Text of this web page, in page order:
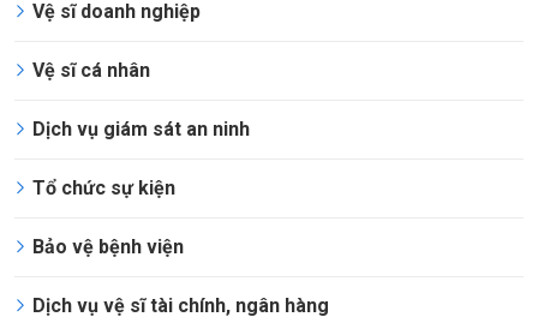
Dịch vụ
Vệ sĩ doanh nghiệp
Vệ sĩ cá nhân
Dịch vụ giám sát an ninh